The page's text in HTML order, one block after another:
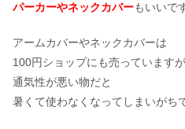
パーカーやネックカバーもいいで
アームカバーやネックカバーは
100円ショップにも売っていますが
通気性が悪い物だと
暑くて使わなくなってしまいがち